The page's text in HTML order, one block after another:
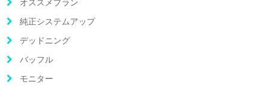
純正システムアップ
デッドニング
バッフル
モニター